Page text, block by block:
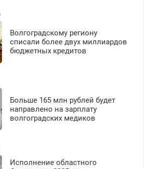
Волгоградскому региону
списали более двух миллиардов
бюджетных кредитов
Больше 165 млн рублей будет
направлено на зарплату
волгоградских медиков
Исполнение областного